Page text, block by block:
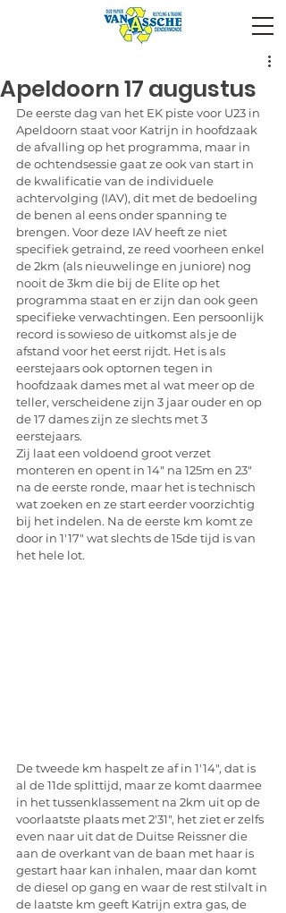
Apeldoorn 17 augustus
De eerste dag van het EK piste voor U23 in
Apeldoorn staat voor Katrijn in hoofdzaak
de afvalling op het programma, maar in
de ochtendsessie gaat ze ook van start in
de kwalificatie van de individuele
achtervolging (IAV), dit met de bedoeling
de benen al eens onder spanning te
brengen. Voor deze IAV heeft ze niet
specifiek getraind, ze reed voorheen enkel
de 2km (als nieuwelinge en juniore) nog
nooit de 3km die bij de Elite op het
programma staat en er zijn dan ook geen
specifieke verwachtingen. Een persoonlijk
record is sowieso de uitkomst als je de
afstand voor het eerst rijdt. Het is als
eerstejaars ook optornen tegen in
hoofdzaak dames met al wat meer op de
teller, verscheidene zijn 3 jaar ouder en op
de 17 dames zijn ze slechts met 3
eerstejaars.
Zij laat een voldoend groot verzet
monteren en opent in 14" na 125m en 23"
na de eerste ronde, maar het is technisch
wat zoeken en ze start eerder voorzichtig
bij het indelen. Na de eerste km komt ze
door in 1'17" wat slechts de 15de tijd is van
het hele lot.
De tweede km haspelt ze af in 1'14", dat is
al de 11de splittijd, maar ze komt daarmee
in het tussenklassement na 2km uit op de
voorlaatste plaats met 2'31", het ziet er zelfs
even naar uit dat de Duitse Reissner die
aan de overkant van de baan met haar is
gestart haar kan inhalen, maar dan komt
de diesel op gang en waar de rest stilvalt in
de laatste km geeft Katrijn extra gas, de